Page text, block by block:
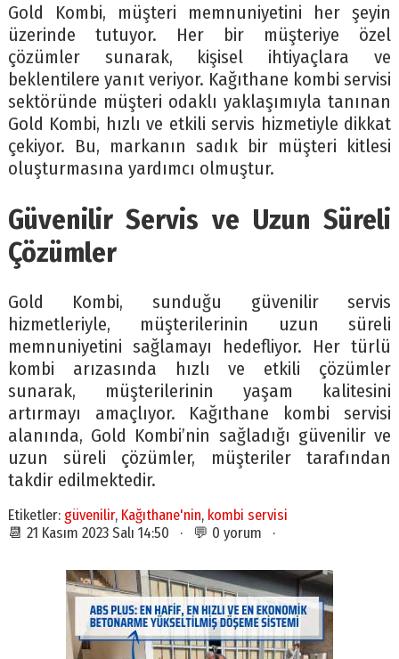
Gold Kombi, müşteri memnuniyetini her şeyin
üzerinde tutuyor. Her bir müşteriye özel
çözümler sunarak, kişisel ihtiyaçlara ve
beklentilere yanıt veriyor. Kağıthane kombi servisi
sektöründe müşteri odaklı yaklaşımıyla tanınan
Gold Kombi, hızlı ve etkili servis hizmetiyle dikkat
çekiyor. Bu, markanın sadık bir müşteri kitlesi
oluşturmasına yardımcı olmuştur.
Güvenilir Servis ve Uzun Süreli
Çözümler
Gold Kombi, sunduğu güvenilir servis
hizmetleriyle, müşterilerinin uzun süreli
memnuniyetini sağlamayı hedefliyor. Her türlü
kombi arızasında hızlı ve etkili çözümler
sunarak, müşterilerinin yaşam kalitesini
artırmayı amaçlıyor. Kağıthane kombi servisi
alanında, Gold Kombi’nin sağladığı güvenilir ve
uzun süreli çözümler, müşteriler tarafından
takdir edilmektedir.
Etiketler: güvenilir, Kağıthane'nin, kombi servisi
📆 21 Kasım 2023 Salı 14:50 · 💬 0 yorum ·